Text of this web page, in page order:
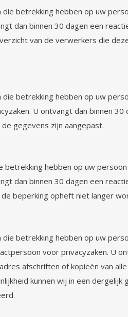
betrekking hebben op uw
dan binnen 30 dagen een
van de verwerkers die
betrekking hebben op uw
U ontvangt dan binnen
gegevens zijn aangepast.
hebben op uw
dan binnen 30 dagen een
beperking opheft niet langer
betrekking hebben op uw
voor privacyzaken. U
afschriften of kopieën van
kunnen wij in een